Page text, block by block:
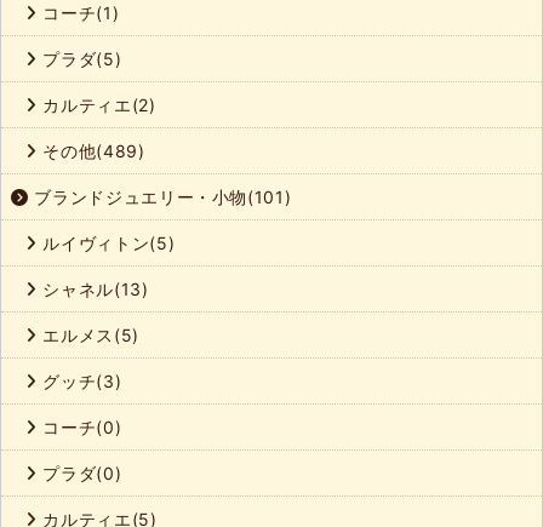
コーチ(1)
プラダ(5)
カルティエ(2)
その他(489)
ブランドジュエリー・小物(101)
ルイヴィトン(5)
シャネル(13)
エルメス(5)
グッチ(3)
コーチ(0)
プラダ(0)
カルティエ(5)